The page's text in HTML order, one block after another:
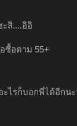
ะสิ....อิอิ
ซื้อตาม 55+
ไรก็บอกพี่ได้อีกนะ